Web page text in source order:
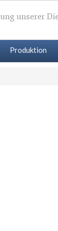
unserer
Produktion